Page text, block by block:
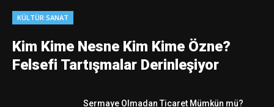
KÜLTÜR SANAT
Kim Kime Nesne Kim Kime Özne?
Felsefi Tartışmalar Derinleşiyor
Sermaye Olmadan Ticaret Mümkün mü?